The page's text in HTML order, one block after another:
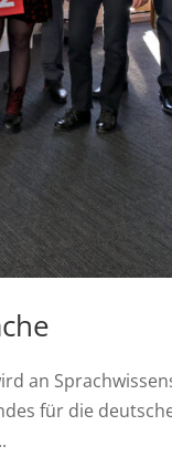
an
für die